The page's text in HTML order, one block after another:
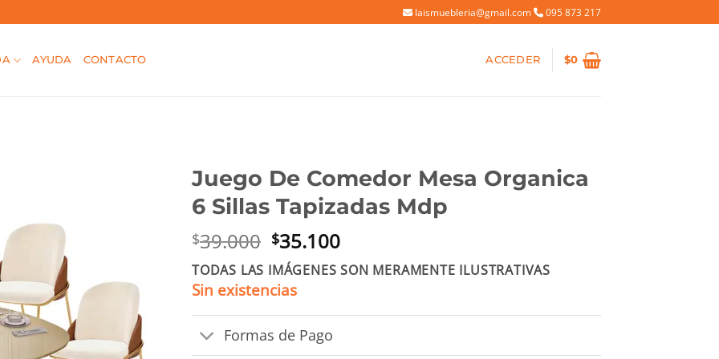
laismuebleria@gmail.com 095 873 217
AYUDA CONTACTO ACCEDER $0
Juego De Comedor Mesa Organica
6 Sillas Tapizadas Mdp
$39.000 El
precio
original
era:
$39.000.
$35.100El
precio
actual
$35.100.
TODAS LAS IMÁGENES SON MERAMENTE ILUSTRATIVAS
Sin existencias
Formas de Pago